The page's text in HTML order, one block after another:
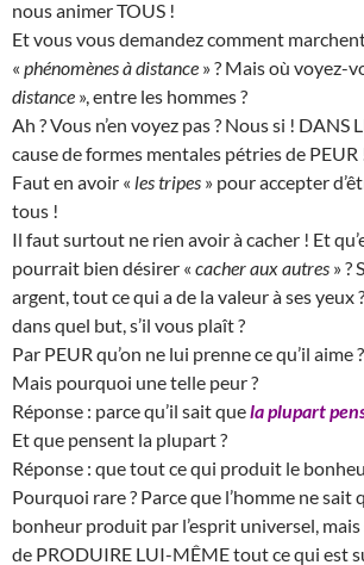
nous animer TOUS !
Et vous vous demandez comment
« phénomènes à distance » ? Mais où voyez-
distance », entre les hommes ?
Ah ? Vous n’en voyez pas ? Nous si ! DANS
cause de formes mentales pétries de PEUR
Faut en avoir « les tripes » pour accepter
tous !
Il faut surtout ne rien avoir à cacher ! Et
pourrait bien désirer « cacher aux autres » ?
argent, tout ce qui a de la valeur à ses yeux
dans quel but, s’il vous plaît ?
Par PEUR qu’on ne lui prenne ce qu’il aime ?
Mais pourquoi une telle peur ?
Réponse : parce qu’il sait quela plupart
Et que pensent la plupart ?
Réponse : que tout ce qui produit le
Pourquoi rare ? Parce que l’homme ne sait
bonheur produit par l’esprit universel,
de PRODUIRE LUI-MÊME tout ce qui est